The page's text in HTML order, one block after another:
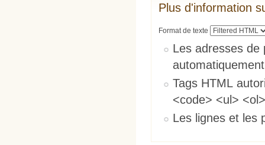
Plus d'information
Format de texte
Les adresses de
Tags HTML
<code> <ul>
Les lignes et les